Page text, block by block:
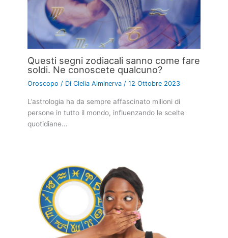
Questi segni zodiacali sanno come fare
soldi. Ne conoscete qualcuno?
Oroscopo / DiClelia Alminerva/12 Ottobre 2023
L’astrologia ha da sempre affascinato milioni di
persone in tutto il mondo, influenzando le scelte
quotidiane…